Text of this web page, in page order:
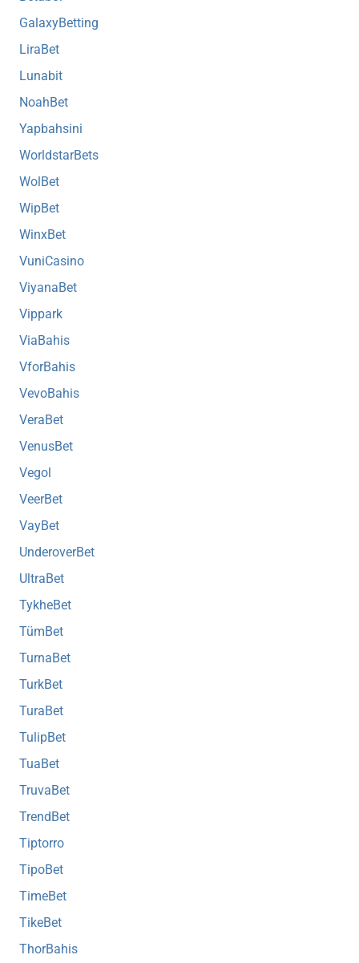
GalaxyBetting
LiraBet
Lunabit
NoahBet
Yapbahsini
WorldstarBets
WolBet
WipBet
WinxBet
VuniCasino
ViyanaBet
Vippark
ViaBahis
VforBahis
VevoBahis
VeraBet
VenusBet
Vegol
VeerBet
VayBet
UnderoverBet
UltraBet
TykheBet
TümBet
TurnaBet
TurkBet
TuraBet
TulipBet
TuaBet
TruvaBet
TrendBet
Tiptorro
TipoBet
TimeBet
TikeBet
ThorBahis